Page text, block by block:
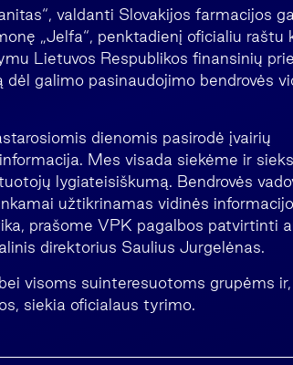
valdanti Slovakijos farmacijos
„Jelfa“, penktadienį oficialiu raštu
Lietuvos Respublikos finansinių
galimo pasinaudojimo bendrovės
dienomis pasirodė įvairių
Mes visada siekėme ir
lygiateisiškumą. Bendrovės
užtikrinamas vidinės
prašome VPK pagalbos patvirtinti
direktorius Saulius Jurgelėnas.
visoms suinteresuotoms grupėms ir,
siekia oficialaus tyrimo.